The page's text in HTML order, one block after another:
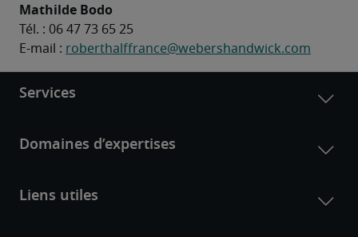
Mathilde Bodo
Tél. : 06 47 73 65 25
E-mail : roberthalffrance@webershandwick.com